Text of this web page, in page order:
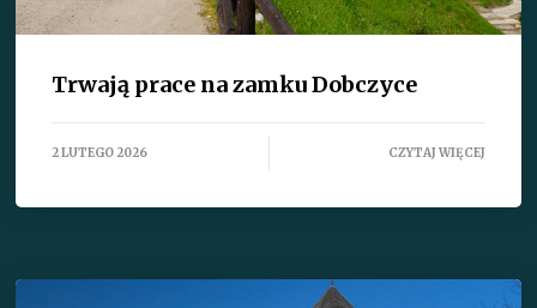
Trwają prace na zamku Dobczyce
2 LUTEGO 2026 CZYTAJ WIĘCEJ